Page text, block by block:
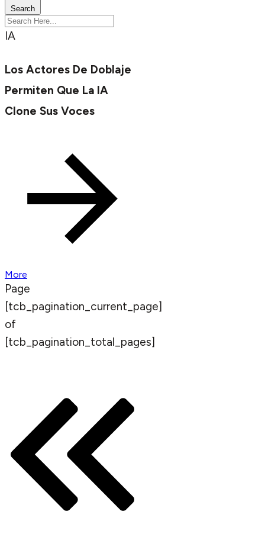
Search
IA
Los Actores De Doblaje
Permiten Que La IA
Clone Sus Voces
More
Page
[tcb_pagination_current_page]
of
[tcb_pagination_total_pages]